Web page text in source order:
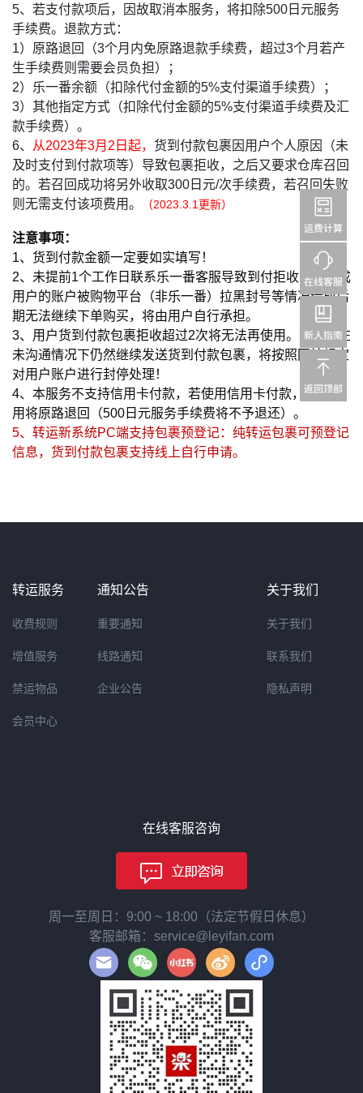
5、若支付款项后，因故取消本服务，将扣除500日元服务
手续费。退款方式：
1）原路退回（3个月内免原路退款手续费，超过3个月若产
生手续费则需要会员负担）；
2）乐一番余额（扣除代付金额的5%支付渠道手续费）；
3）其他指定方式（扣除代付金额的5%支付渠道手续费及汇
款手续费）。
6、
从2023年3月2日起， 货到付款包裹因用户个人原因（未
及时支付到付款项等）导致包裹拒收，之后又要求仓库召回
的。若召回成功将另外收取300日元/次手续费，若召回失败
则无需支付该项费用。
（2023.3.1更新）
注意事项：
1、货到付款金额一定要如实填写！
2、未提前1个工作日联系乐一番客服导致到付拒收，若造成
用户的账户被购物平台（非乐一番）拉黑封号等情况造成后
期无法继续下单购买，将由用户自行承担。
3、用户货到付款包裹拒收超过2次将无法再使用。若用户在
未沟通情况下仍然继续发送货到付款包裹，将按照网站规定
对用户账户进行封停处理！
4、本服务不支持信用卡付款，若使用信用卡付款，支付费
用将原路退回（500日元服务手续费将不予退还）。
5、转运新系统PC端支持包裹预登记：纯转运包裹可预登记
信息，货到付款包裹支持线上自行申请。
转运服务
收费规则
增值服务
禁运物品
会员中心
通知公告
重要通知
线路通知
企业公告
关于我们
关于我们
联系我们
隐私声明
在线客服咨询
周一至周日：9:00 ~ 18:00（法定节假日休息）
客服邮箱：service@leyifan.com